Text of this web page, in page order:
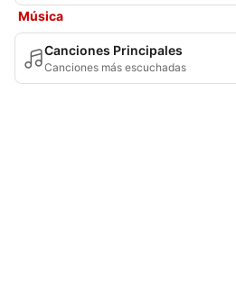
Música
Canciones Principales
Canciones más escuchadas